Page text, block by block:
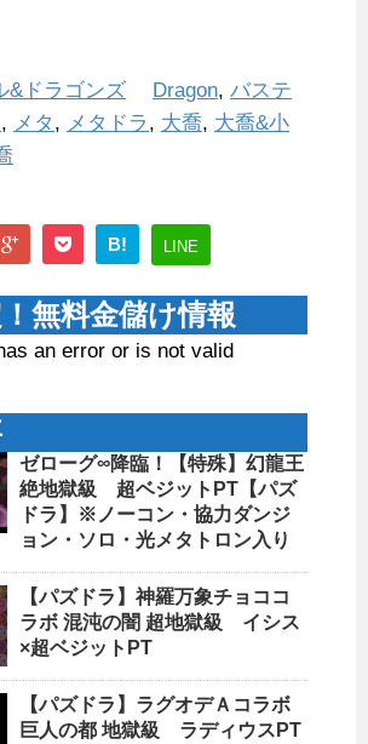
&ドラゴンズ Dragon, バステ
, メタ , メタドラ , 大喬, 大喬&小
B! LINE
無料金儲け情報
an error or is not valid
ゼローグ∞降臨！【特殊】幻龍王
絶地獄級 超ベジットPT【パズ
ドラ】※ノーコン・協力ダンジ
ョン・ソロ・光メタトロン入り
【パズドラ】神羅万象チョココ
ラボ 混沌の闇 超地獄級 イシス
×超ベジットPT
【パズドラ】ラグオデＡコラボ
巨人の都 地獄級 ラディウスPT